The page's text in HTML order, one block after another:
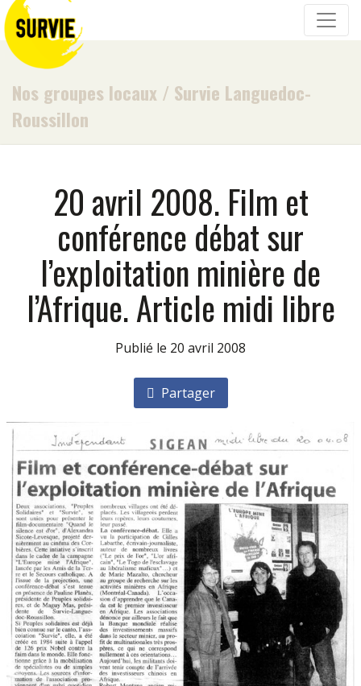
Nos groupes locaux / Survie Languedoc-
Roussillon
20 avril 2008. Film et
conférence débat sur
l’exploitation minière de
l’Afrique. Article midi libre
Publié le 20 avril 2008
Partager